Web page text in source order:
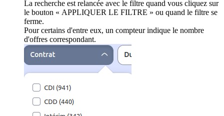
La recherche est relancée avec le filtre quand vous cliquez sur
le bouton « APPLIQUER LE FILTRE » ou quand le filtre se
ferme.
Pour certains d'entre eux, un compteur indique le nombre
d'offres correspondant.